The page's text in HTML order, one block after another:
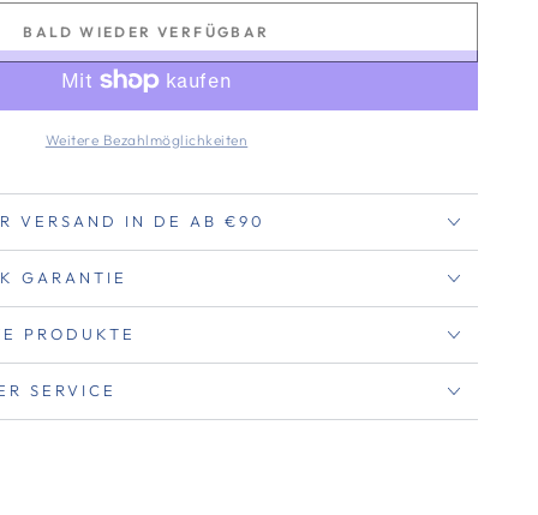
BALD WIEDER VERFÜGBAR
Weitere Bezahlmöglichkeiten
VERSAND IN DE AB €90
GARANTIE
PRODUKTE
SERVICE